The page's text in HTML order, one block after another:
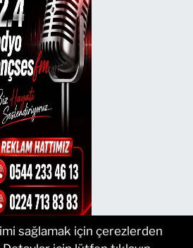
sağlamak için çerezlerden